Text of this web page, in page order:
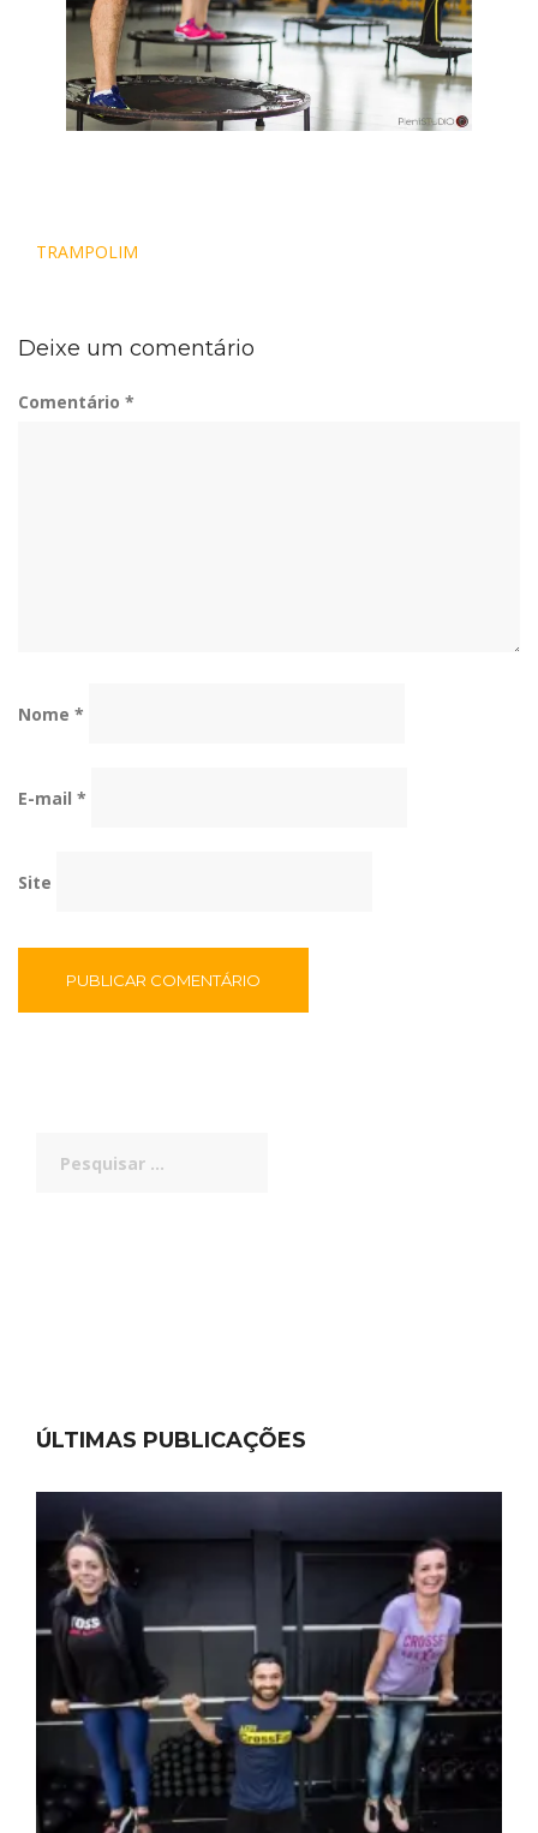
Navegação
TRAMPOLIM
Deixe um comentário
Comentário *
Nome *
E-mail *
Site
por:
ÚLTIMAS PUBLICAÇÕES